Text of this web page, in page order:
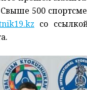
500
со